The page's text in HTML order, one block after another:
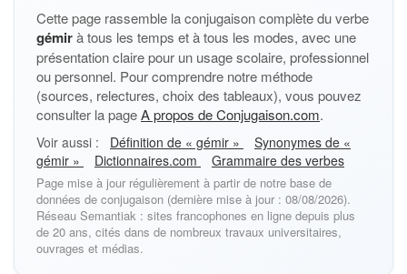
Cette page rassemble la conjugaison complète du verbe
gémirà tous les temps et à tous les modes, avec une
présentation claire pour un usage scolaire, professionnel
ou personnel. Pour comprendre notre méthode
(sources, relectures, choix des tableaux), vous pouvez
consulter la pageA propos de Conjugaison.com.
Voir aussi : Définition de « gémir »
Synonymes de «
gémir »
Dictionnaires.com Grammaire des verbes
Page mise à jour régulièrement à partir de notre base de
données de conjugaison (dernière mise à jour : 08/08/2026).
Réseau Semantiak : sites francophones en ligne depuis plus
de 20 ans, cités dans de nombreux travaux universitaires,
ouvrages et médias.